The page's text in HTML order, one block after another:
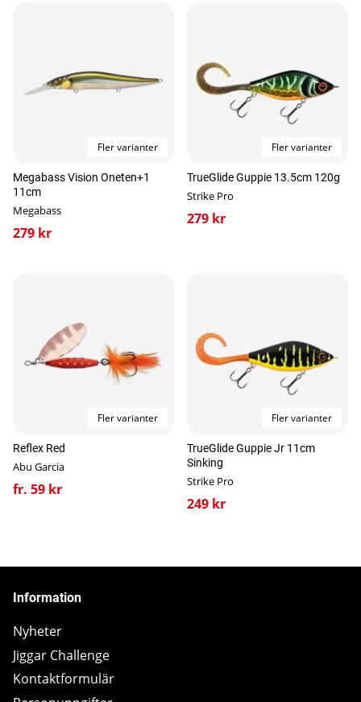
Fler varianter
Megabass Vision Oneten+1
11cm
Megabass
279 kr
Fler varianter
TrueGlide Guppie 13.5cm 120g
Strike Pro
279 kr
Fler varianter
Reflex Red
Abu Garcia
fr. 59 kr
Fler varianter
TrueGlide Guppie Jr 11cm
Sinking
Strike Pro
249 kr
Information
Nyheter
Jiggar Challenge
Kontaktformulär